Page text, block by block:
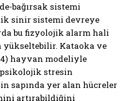
bağırsak sistemi
sinir sistemi devreye
bu fizyolojik alarm hali
yükseltebilir. Kataoka ve
hayvan modeliyle
psikolojik stresin
sapında yer alan hücreler
artırabildiğini